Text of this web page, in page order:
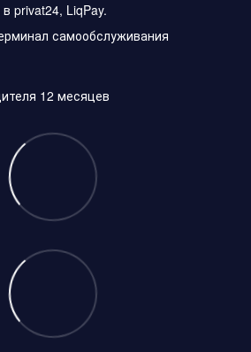
privat24, LiqPay.
самообслуживания
12 месяцев